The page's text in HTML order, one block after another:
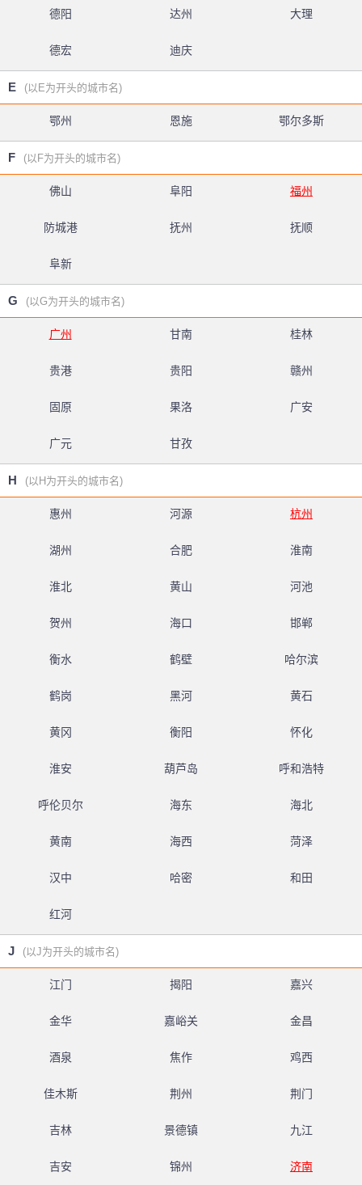
德阳 达州 大理
德宏 迪庆
E (以E为开头的城市名)
鄂州 恩施 鄂尔多斯
F (以F为开头的城市名)
佛山 阜阳 福州
防城港 抚州 抚顺
阜新
G (以G为开头的城市名)
广州 甘南 桂林
贵港 贵阳 赣州
固原 果洛 广安
广元 甘孜
H (以H为开头的城市名)
惠州 河源 杭州
湖州 合肥 淮南
淮北 黄山 河池
贺州 海口 邯郸
衡水 鹤壁 哈尔滨
鹤岗 黑河 黄石
黄冈 衡阳 怀化
淮安 葫芦岛 呼和浩特
呼伦贝尔 海东 海北
黄南 海西 菏泽
汉中 哈密 和田
红河
J (以J为开头的城市名)
江门 揭阳 嘉兴
金华 嘉峪关 金昌
酒泉 焦作 鸡西
佳木斯 荆州 荆门
吉林 景德镇 九江
吉安 锦州 济南